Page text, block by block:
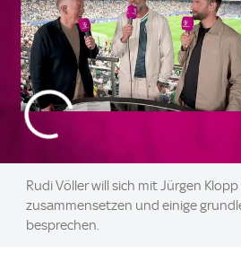
Rudi Völler will sich mit Jürgen
zusammensetzen und einige
besprechen.